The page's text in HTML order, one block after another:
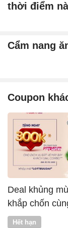
thời điểm
Cẩm nang
Coupon
Deal khủng
khắp chốn
Vntrip
Hết hạn